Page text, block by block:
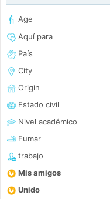
Age
Aquí para
País
City
Origin
Estado civil
Nivel académico
Fumar
trabajo
Mis amigos
Unido